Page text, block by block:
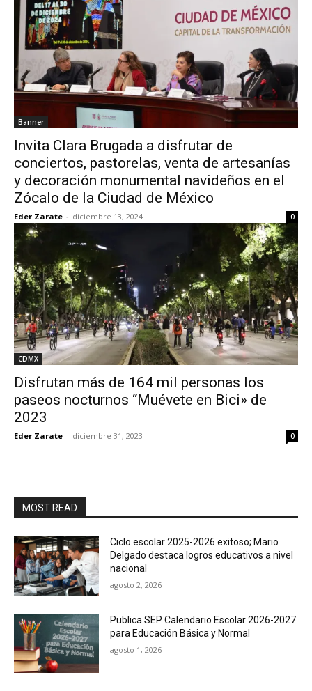
Banner
Invita Clara Brugada a disfrutar de
conciertos, pastorelas, venta de artesanías
y decoración monumental navideños en el
Zócalo de la Ciudad de México
Eder Zarate - diciembre 13, 2024 0
CDMX
Disfrutan más de 164 mil personas los
paseos nocturnos “Muévete en Bici» de
2023
Eder Zarate - diciembre 31, 2023 0
MOST READ
Ciclo escolar 2025-2026 exitoso; Mario
Delgado destaca logros educativos a nivel
nacional
agosto 2, 2026
Publica SEP Calendario Escolar 2026-2027
para Educación Básica y Normal
agosto 1, 2026